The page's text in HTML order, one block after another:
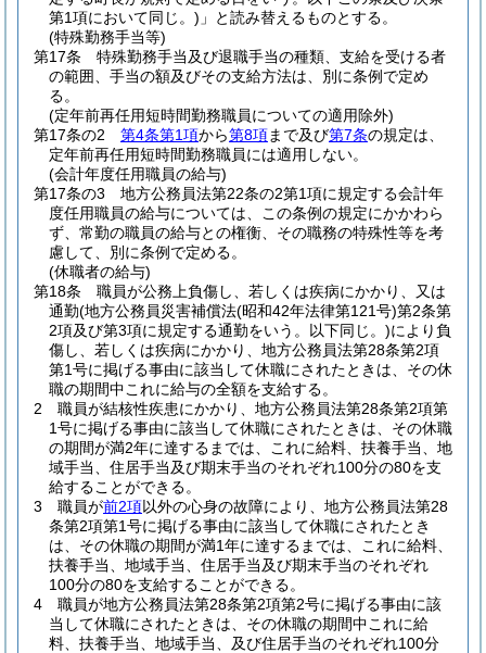
第1項において同じ。) 」と読み替えるものとする。
(特殊勤務手当等)
第17条
特殊勤務手当及び退職手当の種類、支給を受ける者
の範囲、手当の額及びその支給方法は、別に条例で定め
る。
(定年前再任用短時間勤務職員についての適用除外)
第17条の2
第4条第1項から第8項まで及び第7条の規定は、
定年前再任用短時間勤務職員には適用しない。
(会計年度任用職員の給与)
第17条の3
地方公務員法第22条の2第1項に規定する会計年
度任用職員の給与については、この条例の規定にかかわら
ず、常勤の職員の給与との権衡、その職務の特殊性等を考
慮して、別に条例で定める。
(休職者の給与)
第18条
職員が公務上負傷し、若しくは疾病にかかり、又は
通勤(地方公務員災害補償法(昭和42年法律第121号)第2条第
2項及び第3項に規定する通勤をいう。以下同じ。)により負
傷し、若しくは疾病にかかり、地方公務員法第28条第2項
第1号に掲げる事由に該当して休職にされたときは、その休
職の期間中これに給与の全額を支給する。
2
職員が結核性疾患にかかり、地方公務員法第28条第2項第
1号に掲げる事由に該当して休職にされたときは、その休職
の期間が満2年に達するまでは、これに給料、扶養手当、地
域手当、住居手当及び期末手当のそれぞれ100分の80を支
給することができる。
3
職員が前2項以外の心身の故障により、地方公務員法第28
条第2項第1号に掲げる事由に該当して休職にされたとき
は、その休職の期間が満1年に達するまでは、これに給料、
扶養手当、地域手当、住居手当及び期末手当のそれぞれ
100分の80を支給することができる。
4
職員が地方公務員法第28条第2項第2号に掲げる事由に該
当して休職にされたときは、その休職の期間中これに給
料、扶養手当、地域手当、及び住居手当のそれぞれ100分